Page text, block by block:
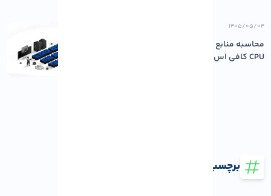
۱۴۰۵/۰۵/۰۴
محاسبه منابع مورد نیاز سرور: چقدر رم و
CPU کافی اس...
برچسب ها